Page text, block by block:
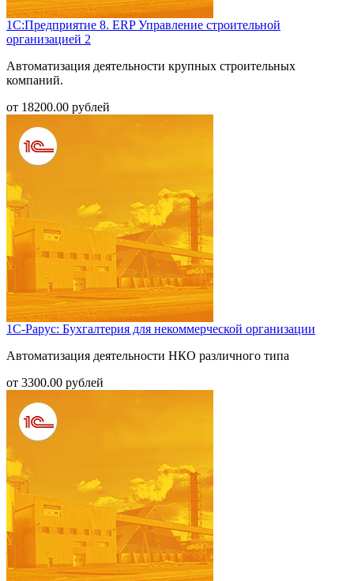
1С:Предприятие 8. ERP Управление строительной
организацией 2
Автоматизация деятельности крупных строительных
компаний.
от 18200.00 рублей
1С-Рарус: Бухгалтерия для некоммерческой организации
Автоматизация деятельности НКО различного типа
от 3300.00 рублей